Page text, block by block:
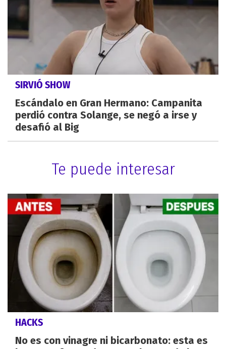
SIRVIÓ SHOW
Escándalo en Gran Hermano: Campanita
perdió contra Solange, se negó a irse y
desafió al Big
Te puede interesar
HACKS
No es con vinagre ni bicarbonato: esta es